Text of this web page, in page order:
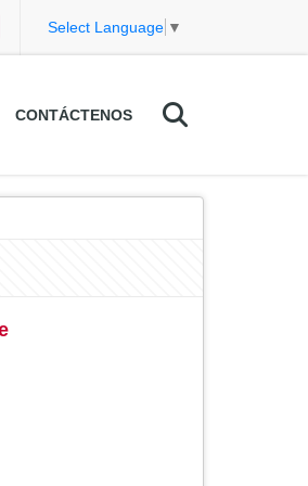
Select Language ▼
CONTÁCTENOS